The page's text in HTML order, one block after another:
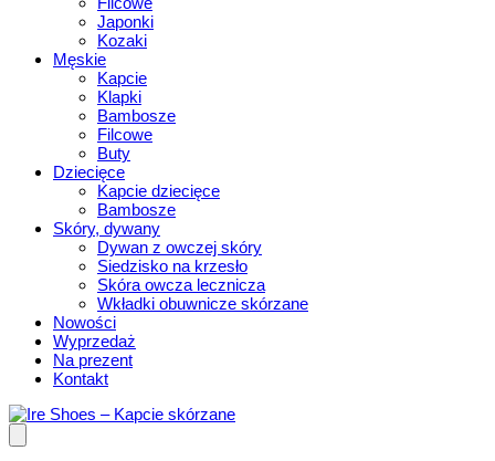
Japonki
Kozaki
Męskie
Kapcie
Klapki
Bambosze
Filcowe
Buty
Dziecięce
Kapcie dziecięce
Bambosze
Skóry, dywany
Dywan z owczej skóry
Siedzisko na krzesło
Skóra owcza lecznicza
Wkładki obuwnicze skórzane
Nowości
Wyprzedaż
Na prezent
Kontakt